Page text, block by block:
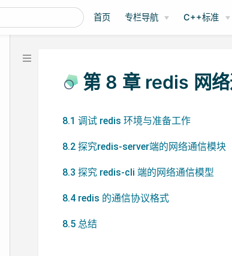
首页 专栏导航 C++标准
第 8 章 redis 网
8.1 调试 redis 环境与准备工作
8.2 探究redis-server端的网络通信模块
8.3 探究 redis-cli 端的网络通信模型
8.4 redis 的通信协议格式
8.5 总结